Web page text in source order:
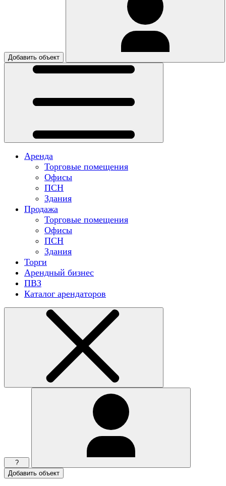
Добавить объект
Аренда
Торговые помещения
Офисы
ПСН
Здания
Продажа
Торговые помещения
Офисы
ПСН
Здания
Торги
Арендный бизнес
ПВЗ
Каталог арендаторов
?
Добавить объект